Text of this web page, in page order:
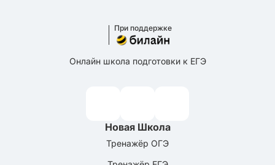
При поддержке
Онлайн школа подготовки к ЕГЭ
Новая Школа
Тренажёр ОГЭ